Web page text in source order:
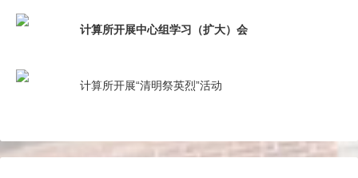
计算所开展中心组学习（扩大）会
计算所开展“清明祭英烈”活动